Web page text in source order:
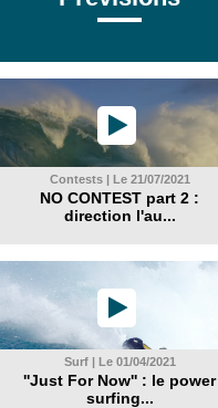
Contests | Le 21/07/2021
NO CONTEST part 2 :
direction l'au...
Surf | Le 01/04/2021
''Just For Now'' : le power
surfing...